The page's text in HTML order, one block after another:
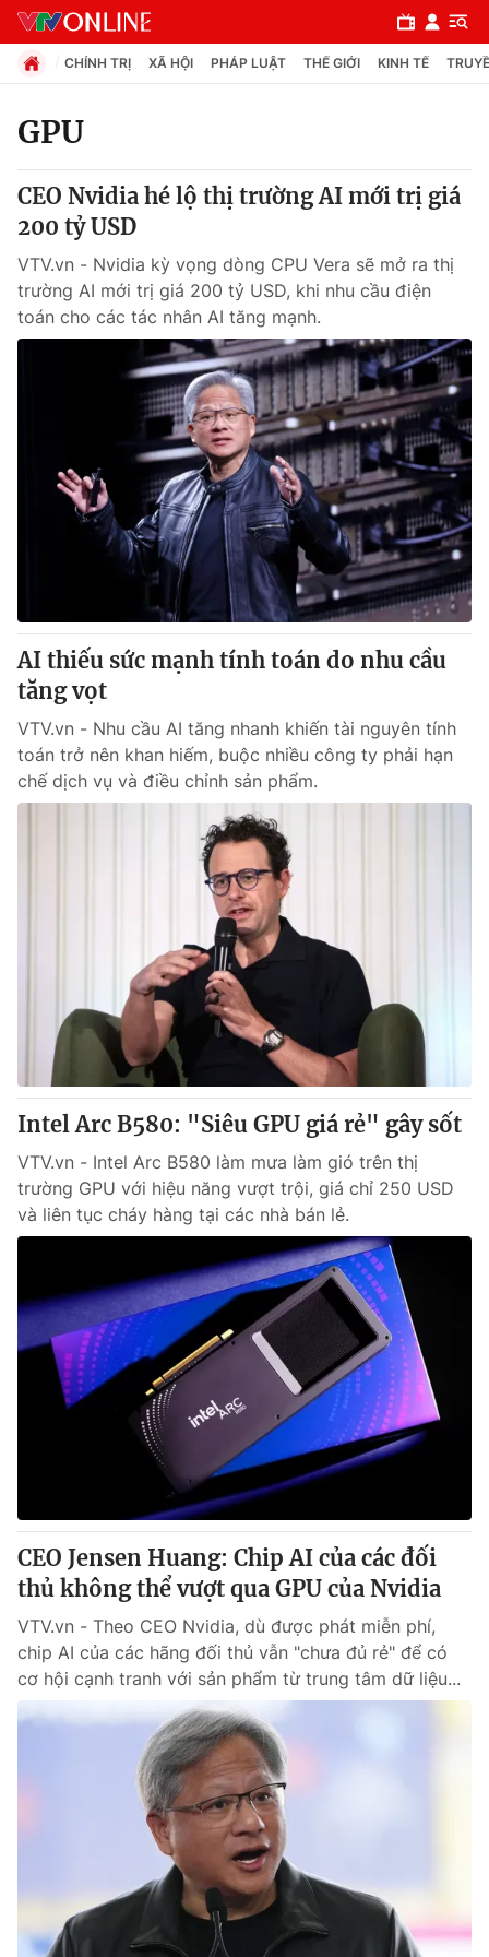
Chuyên mục
Chính trị
Xã hội
Pháp luật
Thế giới
Tin tức
Thế giới đó đây
Câu chuyện quốc tế
Thị trường
Góc doanh nghiệp
Dữ liệu và đời sống
Truyền hình
Phim VTV
Hậu trường
Nhân vật
Giải trí
Điện ảnh
Đời sống
Hitech Công nghệ tương lai
Sản phẩm
Thị trường
Tư vấn
Giao lưu trực tuyến
Lịch phát sóng
Chuyên mục khác
Emagazine Podcast
Photo Infographic
Video Shorts video
VTV Money VTV Thể thao
VTV Sức khoẻ Bất động sản
Tấm lòng Việt
VTV4 Vươn mình bằng AI
VTV8
Liên hệ tòa soạn English
Theo dõi báo trên
Cơ quan chủ quản: Đài Truyền hình Việt Nam
CHÍNH TRỊ XÃ HỘI PHÁP LUẬT THẾ GIỚI KINH TẾ
GPU
CEO Nvidia hé lộ thị trường AI mới trị giá
200 tỷ USD
VTV.vn - Nvidia kỳ vọng dòng CPU Vera sẽ mở ra thị
trường AI mới trị giá 200 tỷ USD, khi nhu cầu điện
toán cho các tác nhân AI tăng mạnh.
AI thiếu sức mạnh tính toán do nhu cầu
tăng vọt
VTV.vn - Nhu cầu AI tăng nhanh khiến tài nguyên tính
toán trở nên khan hiếm, buộc nhiều công ty phải hạn
chế dịch vụ và điều chỉnh sản phẩm.
Intel Arc B580: "Siêu GPU giá rẻ" gây sốt
VTV.vn - Intel Arc B580 làm mưa làm gió trên thị
trường GPU với hiệu năng vượt trội, giá chỉ 250 USD
và liên tục cháy hàng tại các nhà bán lẻ.
CEO Jensen Huang: Chip AI của các đối
thủ không thể vượt qua GPU của Nvidia
VTV.vn - Theo CEO Nvidia, dù được phát miễn phí,
chip AI của các hãng đối thủ vẫn "chưa đủ rẻ" để có
cơ hội cạnh tranh với sản phẩm từ trung tâm dữ liệu...